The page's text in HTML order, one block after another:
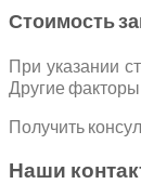
Стоимость
При указании
Другие
Получить
Наши